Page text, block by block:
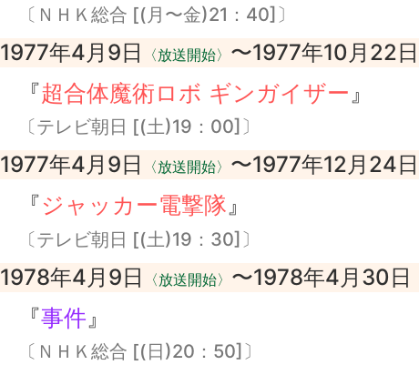
〔ＮＨＫ総合 [(月〜金)21：40]〕
1977年4月9日 〈放送開始〉 〜1977年10月22日
『超合体魔術ロボ ギンガイザー 』
〔テレビ朝日 [(土)19：00]〕
1977年4月9日 〈放送開始〉 〜1977年12月24日
『ジャッカー電撃隊』
〔テレビ朝日 [(土)19：30]〕
1978年4月9日 〈放送開始〉 〜1978年4月30日
『事件 』
〔ＮＨＫ総合 [(日)20：50]〕